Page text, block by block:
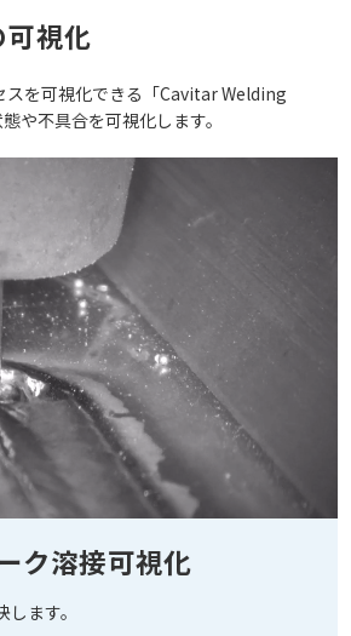
視化
スを可視化できる「Cavitar Welding
や不具合を可視化します。
ク溶接可視化
ます。